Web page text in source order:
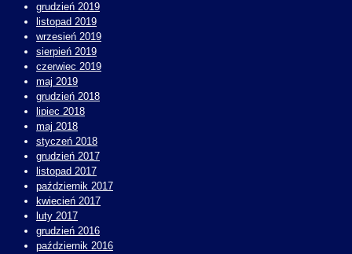
grudzień 2019
listopad 2019
wrzesień 2019
sierpień 2019
czerwiec 2019
maj 2019
grudzień 2018
lipiec 2018
maj 2018
styczeń 2018
grudzień 2017
listopad 2017
październik 2017
kwiecień 2017
luty 2017
grudzień 2016
październik 2016